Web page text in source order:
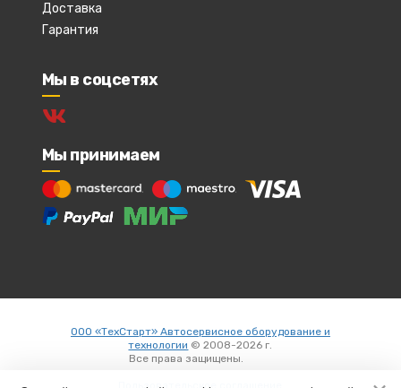
Доставка
Гарантия
Мы в соцсетях
Мы принимаем
ООО «ТехСтарт» Автосервисное оборудование и
технологии © 2008-2026 г.
Все права защищены.
Пользовательское соглашение